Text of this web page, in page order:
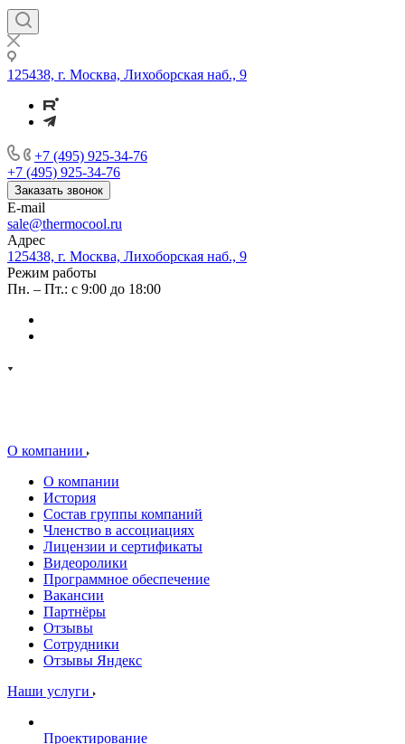
125438, г. Москва, Лихоборская наб., 9
+7 (495) 925-34-76
+7 (495) 925-34-76
Заказать звонок
E-mail
sale@thermocool.ru
Адрес
125438, г. Москва, Лихоборская наб., 9
Режим работы
Пн. – Пт.: с 9:00 до 18:00
О компании
О компании
История
Состав группы компаний
Членство в ассоциациях
Лицензии и сертификаты
Видеоролики
Программное обеспечение
Вакансии
Партнёры
Отзывы
Сотрудники
Отзывы Яндекс
Наши услуги
Проектирование